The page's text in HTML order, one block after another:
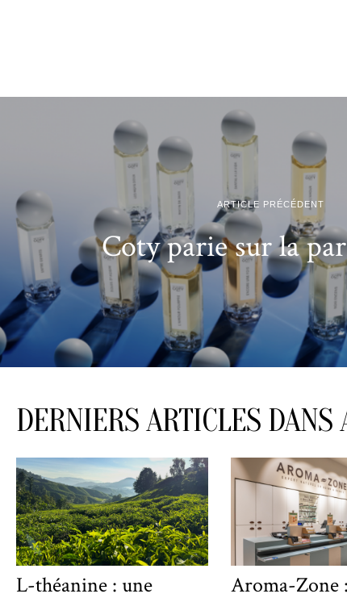
ARTICLE PRÉCÉDENT
Coty parie sur la
DERNIERS ARTICLES DANS
L-théanine : une
Aroma-Zone